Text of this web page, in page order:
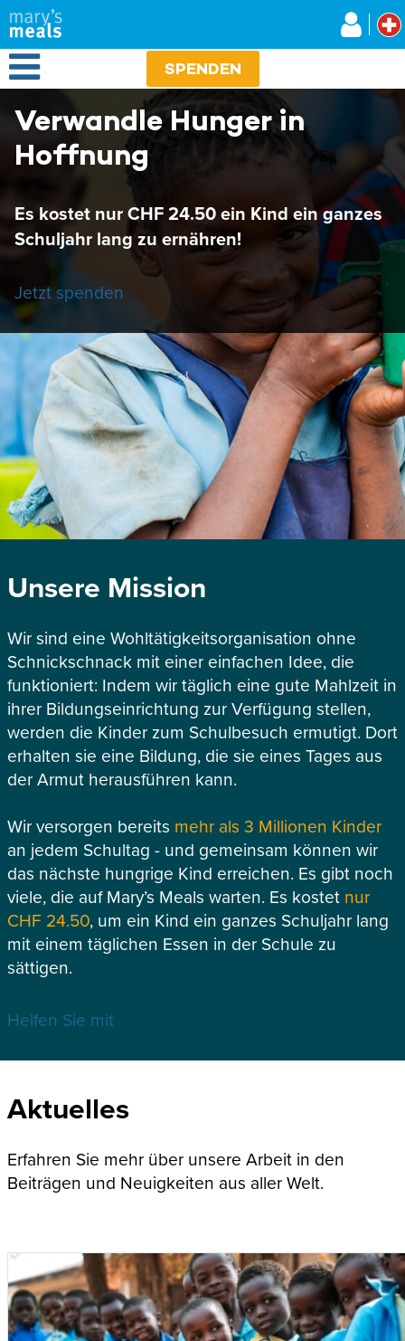
Direkt
zum
Inhalt
Open Menu SPENDEN
Verwandle Hunger in
Hoffnung
Es kostet nur CHF 24.50 ein Kind ein ganzes
Schuljahr lang zu ernähren!
Jetzt spenden
Unsere Mission
Wir sind eine Wohltätigkeitsorganisation ohne
Schnickschnack mit einer einfachen Idee, die
funktioniert: Indem wir täglich eine gute Mahlzeit in
ihrer Bildungseinrichtung zur Verfügung stellen,
werden die Kinder zum Schulbesuch ermutigt. Dort
erhalten sie eine Bildung, die sie eines Tages aus
der Armut herausführen kann.
Wir versorgen bereits mehr als 3 Millionen Kinder
an jedem Schultag - und gemeinsam können wir
das nächste hungrige Kind erreichen. Es gibt noch
viele, die auf Mary’s Meals warten. Es kostet nur
CHF 24.50, um ein Kind ein ganzes Schuljahr lang
mit einem täglichen Essen in der Schule zu
sättigen.
Helfen Sie mit
Aktuelles
Erfahren Sie mehr über unsere Arbeit in den
Beiträgen und Neuigkeiten aus aller Welt.